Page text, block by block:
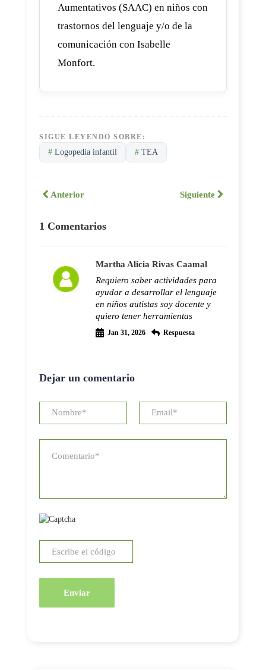
Aumentativos (SAAC) en niños con
trastornos del lenguaje y/o de la
comunicación con Isabelle
Monfort.
SIGUE LEYENDO SOBRE:
# Logopedia infantil # TEA
Anterior Siguiente
1 Comentarios
Martha Alicia Rivas Caamal
Requiero saber actividades para
ayudar a desarrollar el lenguaje
en niños autistas soy docente y
quiero tener herramientas
Jan 31, 2026 Respuesta
Dejar un comentario
Enviar